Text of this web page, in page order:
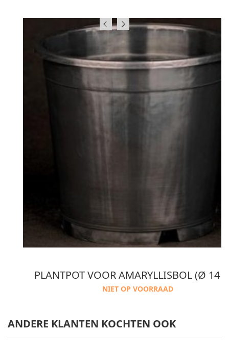
PLANTPOT VOOR AMARYLLISBOL (Ø 14
NIET OP VOORRAAD
ANDERE KLANTEN KOCHTEN OOK